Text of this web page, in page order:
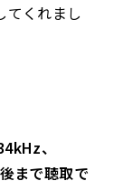
てくれまし
、
まで聴取で